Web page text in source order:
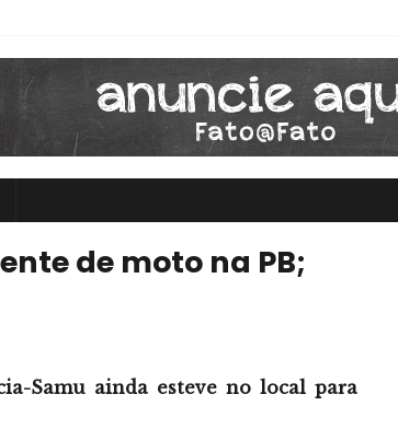
de moto na PB;
Samu ainda esteve no local para